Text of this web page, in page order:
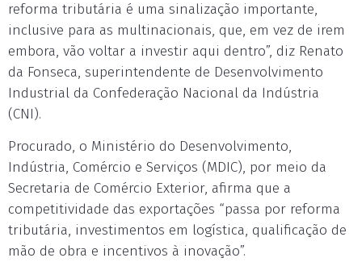
reforma tributária é uma sinalização importante,
inclusive para as multinacionais, que, em vez de irem
embora, vão voltar a investir aqui dentro”, diz Renato
da Fonseca, superintendente de Desenvolvimento
Industrial da Confederação Nacional da Indústria
(CNI).
Procurado, o Ministério do Desenvolvimento,
Indústria, Comércio e Serviços (MDIC), por meio da
Secretaria de Comércio Exterior, afirma que a
competitividade das exportações “passa por reforma
tributária, investimentos em logística, qualificação de
mão de obra e incentivos à inovação”.